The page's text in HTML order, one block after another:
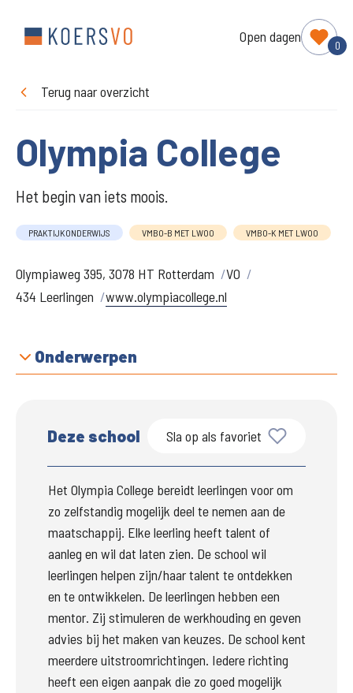
Open dagen
0
Terug naar overzicht
Olympia College
Het begin van iets moois.
PRAKTIJKONDERWIJS VMBO-B MET LWOO VMBO-K MET LWOO
Olympiaweg 395, 3078 HT Rotterdam
VO
434 Leerlingen
www.olympiacollege.nl
Onderwerpen
Deze school Sla op als favoriet
Het Olympia College bereidt leerlingen voor om
zo zelfstandig mogelijk deel te nemen aan de
maatschappij. Elke leerling heeft talent of
aanleg en wil dat laten zien. De school wil
leerlingen helpen zijn/haar talent te ontdekken
en te ontwikkelen. De leerlingen hebben een
mentor. Zij stimuleren de werkhouding en geven
advies bij het maken van keuzes. De school kent
meerdere uitstroomrichtingen. Iedere richting
heeft een eigen aanpak die zo goed mogelijk